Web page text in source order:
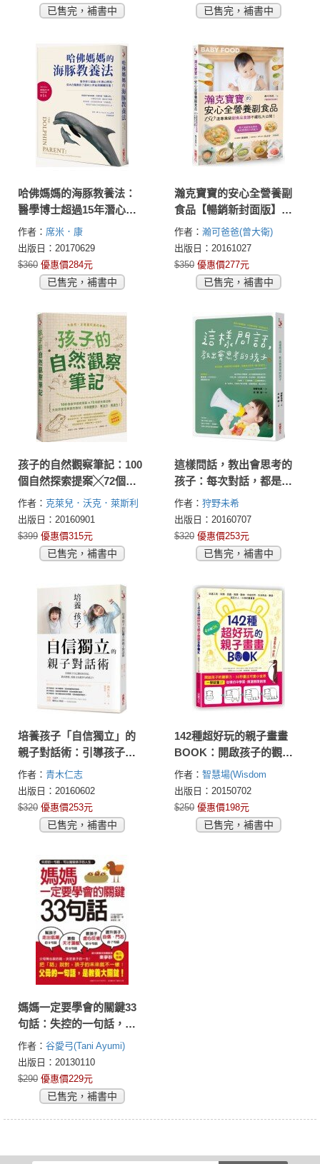
已售完，補書中 已售完，補書中
哈佛媽媽的海豚教養法：
醫學博士超過15年潛心撰
寫，從內在驅動孩子迎向
21世紀的關鍵技能！
作者： 席米．康
出版日：20170629
$360 優惠價284元
已售完，補書中
瀚克寶寶的安心全營養副
食品【暢銷新封面版】：
超人氣嬰幼兒副食專家的
天然配方，為各月齡寶寶
量身打造，150道「專業級
副食品食譜」不藏私大公
作者： 瀚可爸爸(曾大衛)
出版日：20161027
$350 優惠價277元
已售完，補書中
孩子的自然觀察筆記：100
個自然探索提案╳72個超
有趣活動，大自然便是無
窮的教材，培養觀察力、
專注力、表達力！
作者： 克萊兒．沃克．萊斯利
(Clare Walker Leslie)
出版日：20160901
$399 優惠價315元
已售完，補書中
這樣問話，教出會思考的
孩子：每次對話，都是思
考力的鍛鍊，培養孩子受
用一輩子的能力！
作者： 狩野未希
出版日：20160707
$320 優惠價253元
已售完，補書中
培養孩子「自信獨立」的
親子對話術：引導孩子自
己做出好決定，教出熱
情、勇敢又有競爭力的孩
子！
作者： 青木仁志
出版日：20160602
$320 優惠價253元
已售完，補書中
142種超好玩的親子畫畫
BOOK：開啟孩子的觀察
力，30秒畫出可愛小世界
作者： 智慧場(Wisdom
Factory)
出版日：20150702
$250 優惠價198元
已售完，補書中
媽媽一定要學會的關鍵33
句話：失控的一句話，可
以摧毀孩子的人生，父母
說的話，才是教養大關
鍵。
作者： 谷愛弓(Tani Ayumi)
出版日：20130110
$290 優惠價229元
已售完，補書中